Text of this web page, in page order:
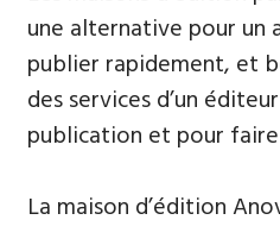
une alternative pour un
publier rapidement, et
des services d’un
publication et pour
La maison d’édition